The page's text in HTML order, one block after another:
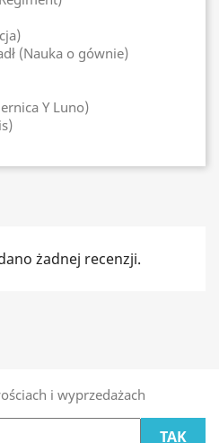
(Nauka o gównie)
Y Luno)
żadnej recenzji.
i wyprzedażach